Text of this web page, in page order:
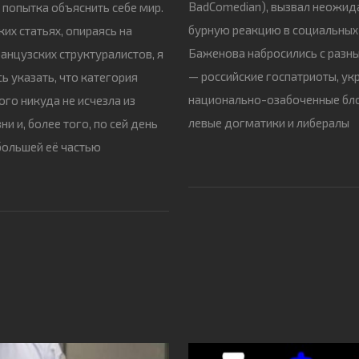
объяснить себе мир.
статьях, опираясь на
структуралистов, я
указать, что категория
никуда не исчезла из
и, более того, по сей день
её частью
BadComedian), вызвал
бурную реакцию в социальных
Баженова набросились с
— российские госпатриоты,
национально-озабоченные
левые догматики и либералы